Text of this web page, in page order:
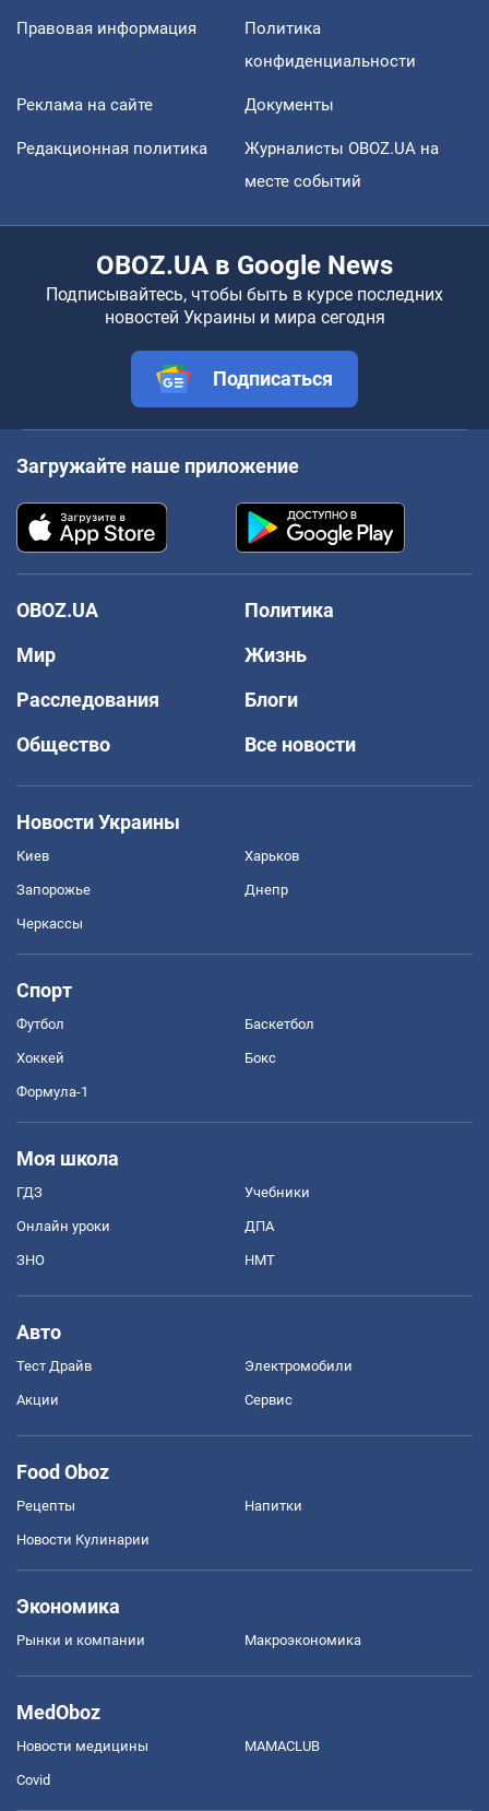
Правовая информация
Политика
конфиденциальности
Реклама на сайте Документы
Редакционная политика
Журналисты OBOZ.UA на
месте событий
OBOZ.UA в Google News
Подписывайтесь, чтобы быть в курсе последних
новостей Украины и мира сегодня
Подписаться
Загружайте наше приложение
OBOZ.UA
Политика
Мир
Жизнь
Расследования
Блоги
Общество
Все новости
Новости Украины
Киев Харьков
Запорожье Днепр
Черкассы
Спорт
Футбол Баскетбол
Хоккей Бокс
Формула-1
Моя школа
ГДЗ Учебники
Онлайн уроки ДПА
ЗНО НМТ
Авто
Тест Драйв Электромобили
Акции Сервис
Food Oboz
Рецепты Напитки
Новости Кулинарии
Экономика
Рынки и компании Mакроэкономика
MedOboz
Новости медицины MAMACLUB
Covid